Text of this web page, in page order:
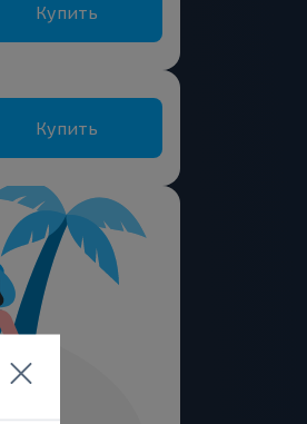
Купить
Купить